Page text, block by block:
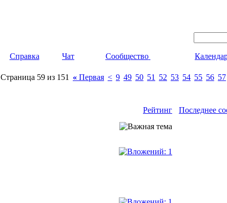
Справка Чат Сообщество
Страница 59 из 151 « Первая < 9 49 50 51 52 53 54 55 56 57
Рейтинг
Последнее